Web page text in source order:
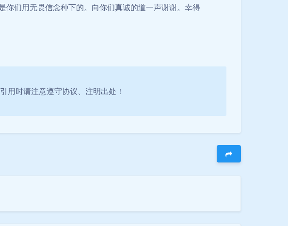
你们用无畏信念种下的。向你们真诚的道一声谢谢。幸得
用时请注意遵守协议、注明出处！